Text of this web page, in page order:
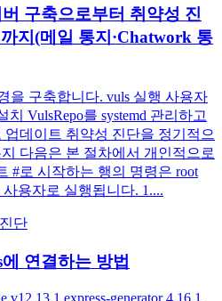
구축으로부터 취약성 진
지(메일 통지·Chatwork 통
을 구축합니다. vuls 실행 사용자
치 VulsRepo를 systemd 관리하고
데이트 취약성 진단을 정기적으
다음은 본 절차에서 개인적으로
#로 시작하는 행의 명령은 root
용자로 실행됩니다. 1....
단
연결하는 방법
v12.13.1 express-generator 4.16.1